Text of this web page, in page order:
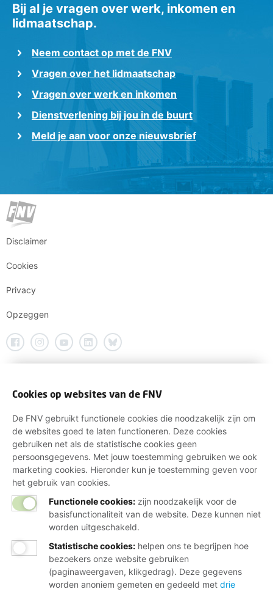
Bij al je vragen over werk, inkomen en
lidmaatschap.
Neem contact op met de FNV
Vragen over het lidmaatschap
Vragen over werk en inkomen
Dienstverlening bij jou in de buurt
Meld je aan voor onze nieuwsbrief
Disclaimer
Cookies
Privacy
Opzeggen
Cookies op websites van de FNV
De FNV gebruikt functionele cookies die noodzakelijk zijn om
de websites goed te laten functioneren. Deze cookies
gebruiken net als de statistische cookies geen
persoonsgegevens. Met jouw toestemming gebruiken we ook
marketing cookies. Hieronder kun je toestemming geven voor
het gebruik van cookies.
Functionele cookies: zijn noodzakelijk voor de
basisfunctionaliteit van de website. Deze kunnen niet
worden uitgeschakeld.
Statistische cookies: helpen ons te begrijpen hoe
bezoekers onze website gebruiken
(paginaweergaven, klikgedrag). Deze gegevens
worden anoniem gemeten en gedeeld met drie